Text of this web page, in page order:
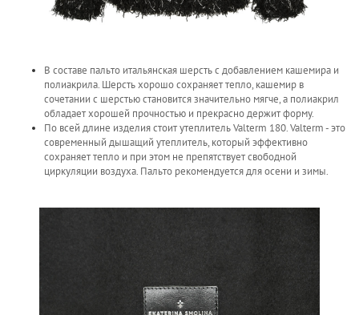
В составе пальто итальянская шерсть с добавлением кашемира и
полиакрила. Шерсть хорошо сохраняет тепло, кашемир в
сочетании с шерстью становится значительно мягче, а полиакрил
обладает хорошей прочностью и прекрасно держит форму.
По всей длине изделия стоит утеплитель Valterm 180. Valterm - это
современный дышащий утеплитель, который эффективно
сохраняет тепло и при этом не препятствует свободной
циркуляции воздуха. Пальто рекомендуется для осени и зимы.